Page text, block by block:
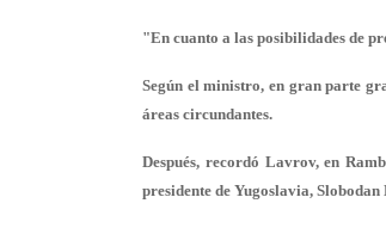
"En cuanto a las posibilidades de
Según el ministro, en gran parte
áreas circundantes.
Después, recordó Lavrov, en
presidente de Yugoslavia,